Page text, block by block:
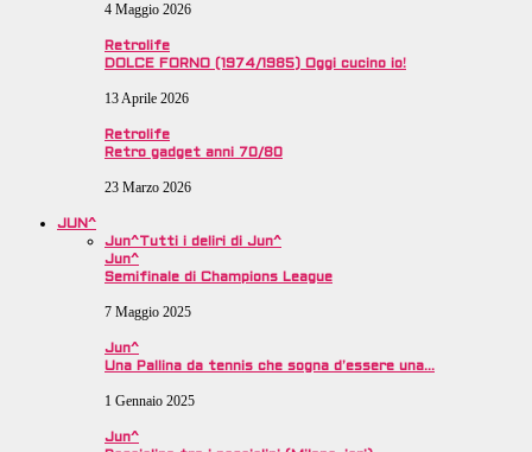
4 Maggio 2026
Retrolife
DOLCE FORNO (1974/1985) Oggi cucino io!
13 Aprile 2026
Retrolife
Retro gadget anni 70/80
23 Marzo 2026
JUN^
Jun^Tutti i deliri di Jun^
Jun^
Semifinale di Champions League
7 Maggio 2025
Jun^
Una Pallina da tennis che sogna d’essere una…
1 Gennaio 2025
Jun^